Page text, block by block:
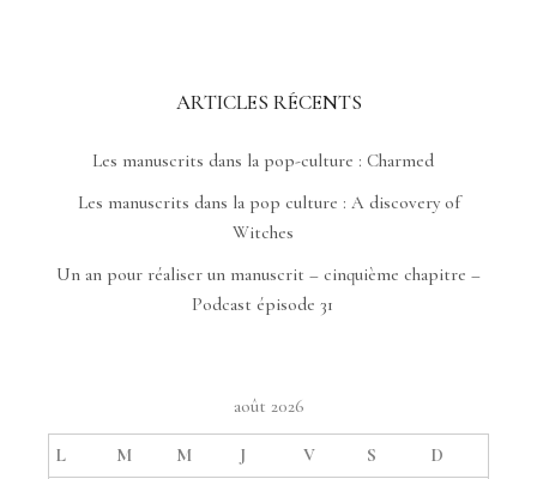
ARTICLES RÉCENTS
Les manuscrits dans la pop-culture : Charmed
Les manuscrits dans la pop culture : A discovery of
Witches
Un an pour réaliser un manuscrit – cinquième chapitre –
Podcast épisode 31
août 2026
L M M J V S
D